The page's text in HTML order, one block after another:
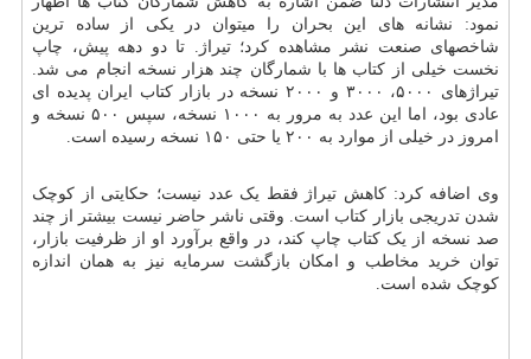
نمود: نشانه های این بحران را میتوان در یکی از ساده ترین
شاخصهای صنعت نشر مشاهده کرد؛ تیراژ. تا دو دهه پیش، چاپ
نخست خیلی از کتاب ها با شمارگان چند هزار نسخه انجام می شد.
تیراژهای ۵۰۰۰، ۳۰۰۰ و ۲۰۰۰ نسخه در بازار کتاب ایران پدیده ای
عادی بود، اما این عدد به مرور به ۱۰۰۰ نسخه، سپس ۵۰۰ نسخه و
امروز در خیلی از موارد به ۲۰۰ یا حتی ۱۵۰ نسخه رسیده است.
وی اضافه کرد: کاهش تیراژ فقط یک عدد نیست؛ حکایتی از کوچک
شدن تدریجی بازار کتاب است. وقتی ناشر حاضر نیست بیشتر از چند
صد نسخه از یک کتاب چاپ کند، در واقع برآورد او از ظرفیت بازار،
توان خرید مخاطب و امکان بازگشت سرمایه نیز به همان اندازه
کوچک شده است.